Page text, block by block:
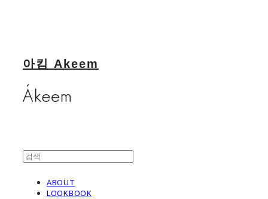
아킴 Akeem
ABOUT
LOOKBOOK